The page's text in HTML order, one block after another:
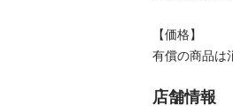
【価格】
有償の商品は
店舗情報